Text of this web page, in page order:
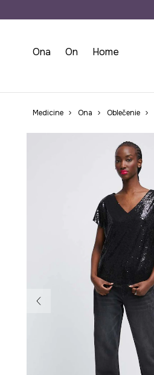
Ona On Home
Medicine Ona Oblečenie